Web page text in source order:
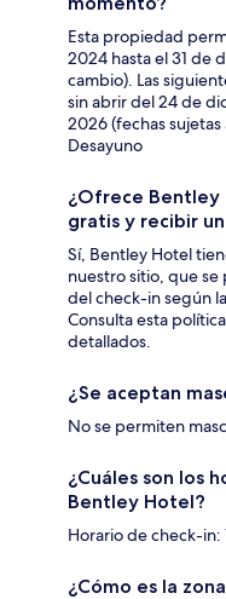
Esta propiedad
2024 hasta el 31 de
cambio). Las
sin abrir del 24 de
2026 (fechas sujetas
Desayuno
¿Ofrece Bentley
gratis y recibir
Sí, Bentley Hotel
nuestro sitio, que se
del check-in según
Consulta esta
detallados.
¿Se aceptan
No se permiten
¿Cuáles son los
Bentley Hotel?
Horario de check-in:
¿Cómo es la